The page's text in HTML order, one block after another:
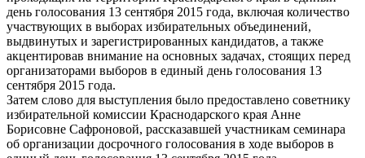
день голосования 13 сентября 2015 года, включая количество
участвующих в выборах избирательных объединений,
выдвинутых и зарегистрированных кандидатов, а также
акцентировав внимание на основных задачах, стоящих перед
организаторами выборов в единый день голосования 13
сентября 2015 года.
Затем слово для выступления было предоставлено советнику
избирательной комиссии Краснодарского края Анне
Борисовне Сафроновой, рассказавшей участникам семинара
об организации досрочного голосования в ходе выборов в